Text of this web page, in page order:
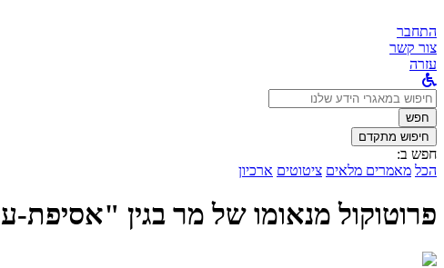
התחבר
צור קשר
עזרה
לחפש
ב:חפש
חיפוש מתקדם
חפש ב:
הכל מאמרים מלאים ציטוטים ארכיון
פרוטוקול מנאומו של מר בגין